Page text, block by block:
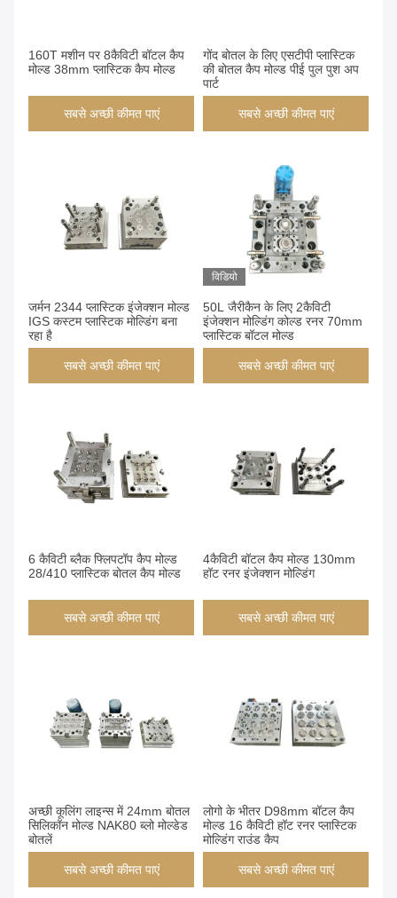
160T मशीन पर 8कैविटी बॉटल कैप
मोल्ड 38mm प्लास्टिक कैप मोल्ड
सबसे अच्छी कीमत पाएं
गोंद बोतल के लिए एसटीपी प्लास्टिक
की बोतल कैप मोल्ड पीई पुल पुश अप
पार्ट
सबसे अच्छी कीमत पाएं
जर्मन 2344 प्लास्टिक इंजेक्शन मोल्ड
IGS कस्टम प्लास्टिक मोल्डिंग बना
रहा है
सबसे अच्छी कीमत पाएं
विडियो
50L जैरीकैन के लिए 2कैविटी
इंजेक्शन मोल्डिंग कोल्ड रनर 70mm
प्लास्टिक बॉटल मोल्ड
सबसे अच्छी कीमत पाएं
6 कैविटी ब्लैक फ्लिपटॉप कैप मोल्ड
28/410 प्लास्टिक बोतल कैप मोल्ड
सबसे अच्छी कीमत पाएं
4कैविटी बॉटल कैप मोल्ड 130mm
हॉट रनर इंजेक्शन मोल्डिंग
सबसे अच्छी कीमत पाएं
अच्छी कूलिंग लाइन्स में 24mm बोतल
सिलिकॉन मोल्ड NAK80 ब्लो मोल्डेड
बोतलें
सबसे अच्छी कीमत पाएं
लोगो के भीतर D98mm बॉटल कैप
मोल्ड 16 कैविटी हॉट रनर प्लास्टिक
मोल्डिंग राउंड कैप
सबसे अच्छी कीमत पाएं